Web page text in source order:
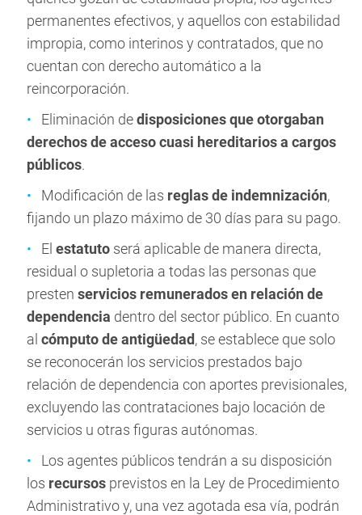
permanentes efectivos, y aquellos con estabilidad
impropia, como interinos y contratados, que no
cuentan con derecho automático a la
reincorporación.
Eliminación dedisposiciones que otorgaban
derechos de acceso cuasi hereditarios a cargos
públicos.
Modificación de las reglas de indemnización,
fijando un plazo máximo de 30 días para su pago.
El estatuto será aplicable de manera directa,
residual o supletoria a todas las personas que
presten servicios remunerados en relación de
dependencia dentro del sector público. En cuanto
al cómputo de antigüedad, se establece que solo
se reconocerán los servicios prestados bajo
relación de dependencia con aportes previsionales,
excluyendo las contrataciones bajo locación de
servicios u otras figuras autónomas.
Los agentes públicos tendrán a su disposición
los recursos previstos en la Ley de Procedimiento
Administrativo y, una vez agotada esa vía, podrán